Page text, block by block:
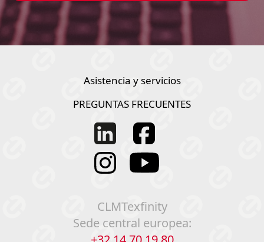
Asistencia y servicios
PREGUNTAS FRECUENTES
CLMTexfinity
Sede central europea: